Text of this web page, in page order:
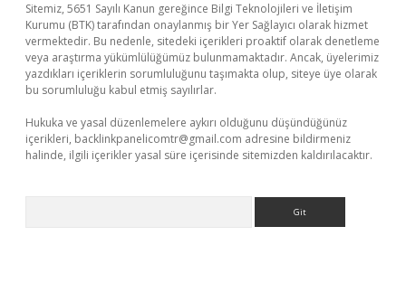
Sitemiz, 5651 Sayılı Kanun gereğince Bilgi Teknolojileri ve İletişim
Kurumu (BTK) tarafından onaylanmış bir Yer Sağlayıcı olarak hizmet
vermektedir. Bu nedenle, sitedeki içerikleri proaktif olarak denetleme
veya araştırma yükümlülüğümüz bulunmamaktadır. Ancak, üyelerimiz
yazdıkları içeriklerin sorumluluğunu taşımakta olup, siteye üye olarak
bu sorumluluğu kabul etmiş sayılırlar.
Hukuka ve yasal düzenlemelere aykırı olduğunu düşündüğünüz
içerikleri, backlinkpanelicomtr@gmail.com adresine bildirmeniz
halinde, ilgili içerikler yasal süre içerisinde sitemizden kaldırılacaktır.